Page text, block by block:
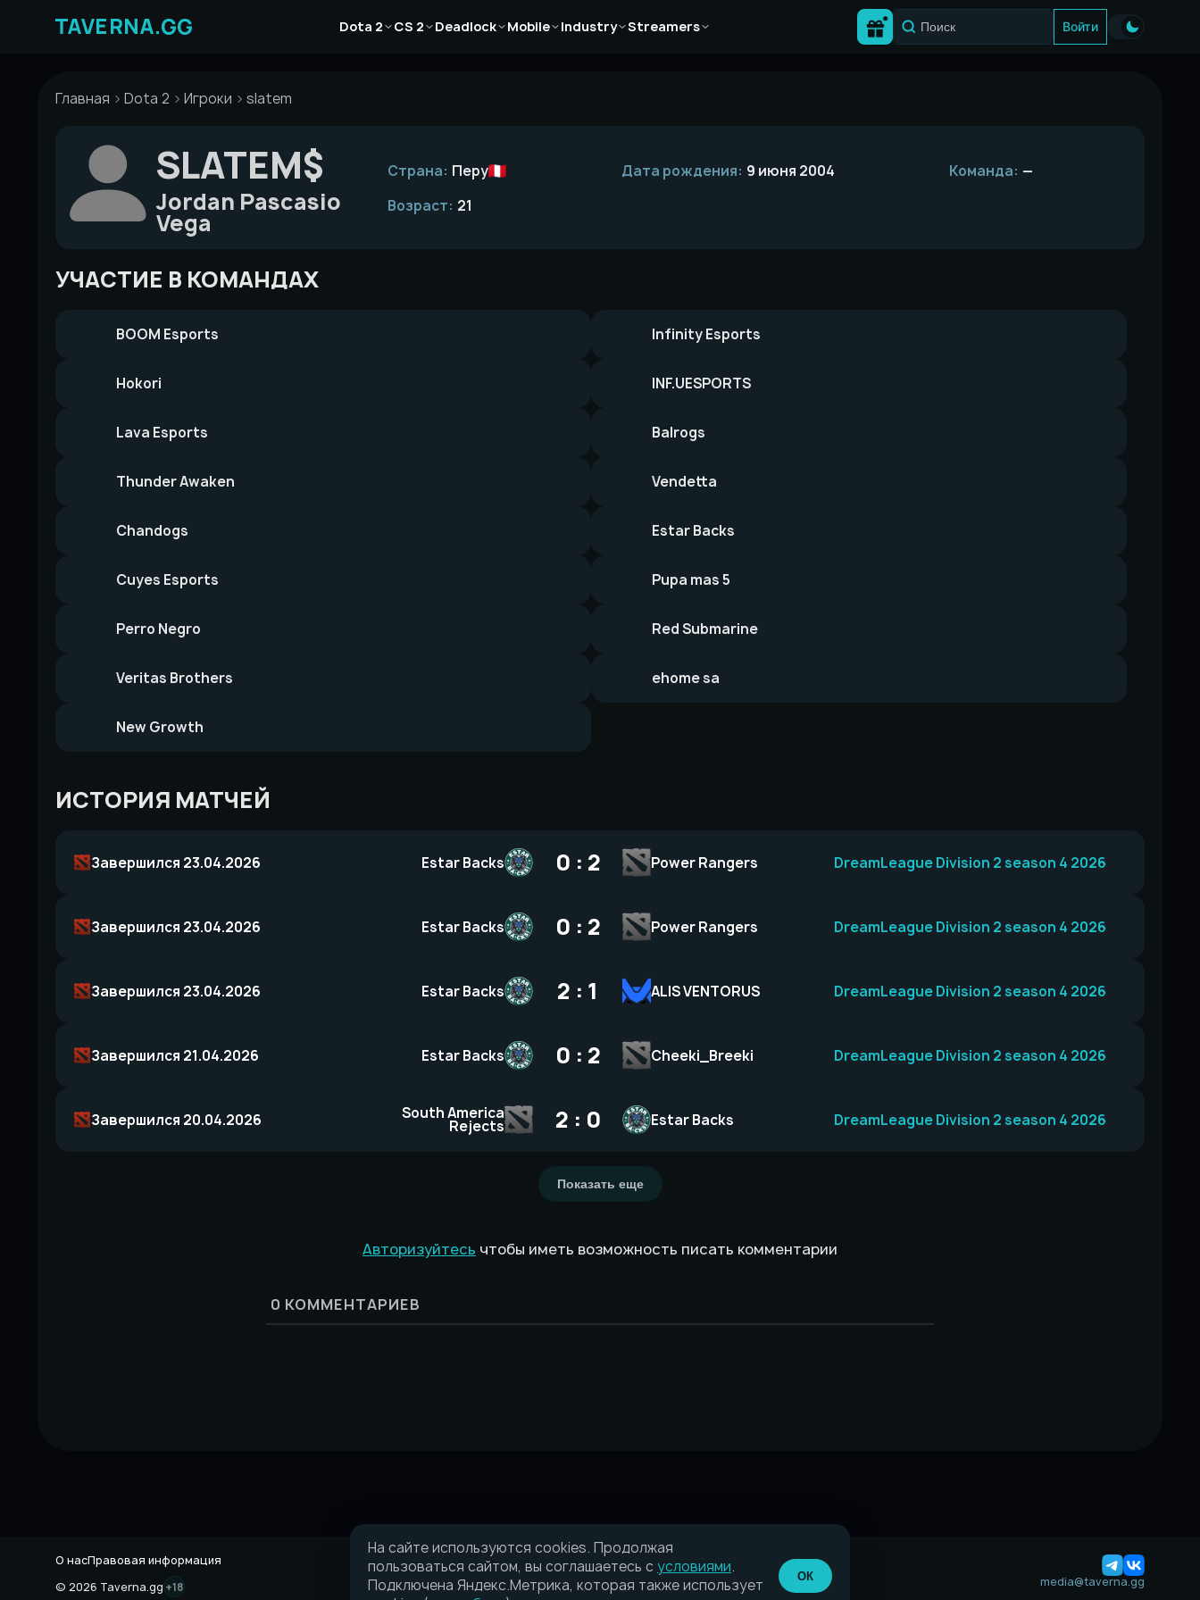
Dota 2
Статьи CS 2
СтатьиDeadlock
Статьи
Mobile
Статьи Industry
Статьи
Streamers
Статьи
Войти
Главная Dota 2 Игроки slatem
SLATEM$
Jordan Pascasio
Vega
Страна: Перу Дата рождения: 9 июня 2004 Команда: —
Возраст: 21
УЧАСТИЕ В КОМАНДАХ
BOOM Esports Infinity Esports
Hokori INF.UESPORTS
Lava Esports Balrogs
Thunder Awaken Vendetta
Chandogs Estar Backs
Cuyes Esports Pupa mas 5
Perro Negro Red Submarine
Veritas Brothers ehome sa
New Growth
ИСТОРИЯ МАТЧЕЙ
Завершился 23.04.2026 Estar Backs 0 : 2 Power Rangers DreamLeague Division 2 season 4 2026
Завершился 23.04.2026 Estar Backs 0 : 2 Power Rangers DreamLeague Division 2 season 4 2026
Завершился 23.04.2026 Estar Backs 2 : 1 ALIS VENTORUS DreamLeague Division 2 season 4 2026
Завершился 21.04.2026 Estar Backs 0 : 2 Cheeki_Breeki DreamLeague Division 2 season 4 2026
Завершился 20.04.2026 South America
Rejects 2 : 0 Estar Backs DreamLeague Division 2 season 4 2026
Показать еще
Авторизуйтесь чтобы иметь возможность писать комментарии
0 КОММЕНТАРИЕВ
О насПравовая информация
© 2026 Taverna.gg +18
media@taverna.gg
На сайте используются cookies. Продолжая
пользоваться сайтом, вы соглашаетесь с условиями.
Подключена Яндекс.Метрика, которая также использует
ОК